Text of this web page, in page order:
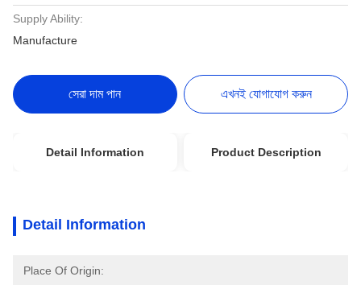
Supply Ability:
Manufacture
সেরা দাম পান এখনই যোগাযোগ করুন
Detail Information Product Description
Detail Information
Place Of Origin: